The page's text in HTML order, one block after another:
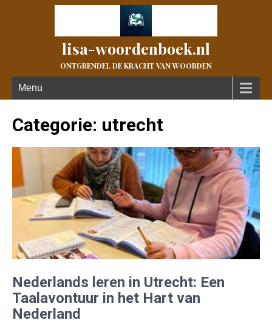
lisa-woordenboek.nl
ONTGRENDEL DE KRACHT VAN WOORDEN
Menu
Categorie: utrecht
Nederlands leren in Utrecht: Een
Taalavontuur in het Hart van
Nederland